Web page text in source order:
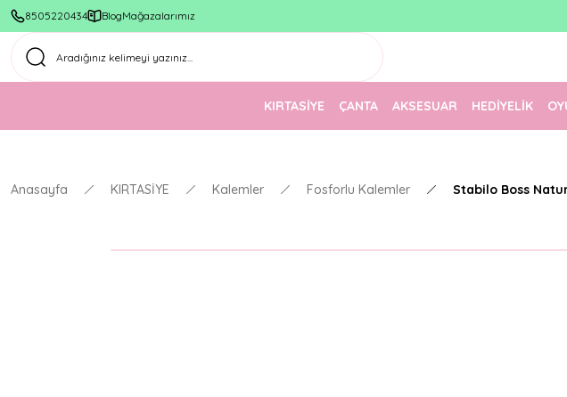
8505220434 BlogMağazalarımız
1500 TL
KIRTASİYE ÇANTA AKSESUAR HEDİYELİK
Anasayfa KIRTASİYE Kalemler Fosforlu Kalemler Stabilo Boss